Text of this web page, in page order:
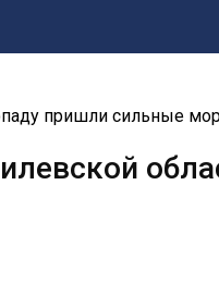
пришли сильные